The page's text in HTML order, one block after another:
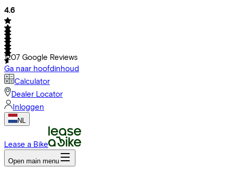
4.6
1207 Google Reviews
Ga naar hoofdinhoud
Calculator
Dealer Locator
Inloggen
NL
Lease a Bike
Open main menu